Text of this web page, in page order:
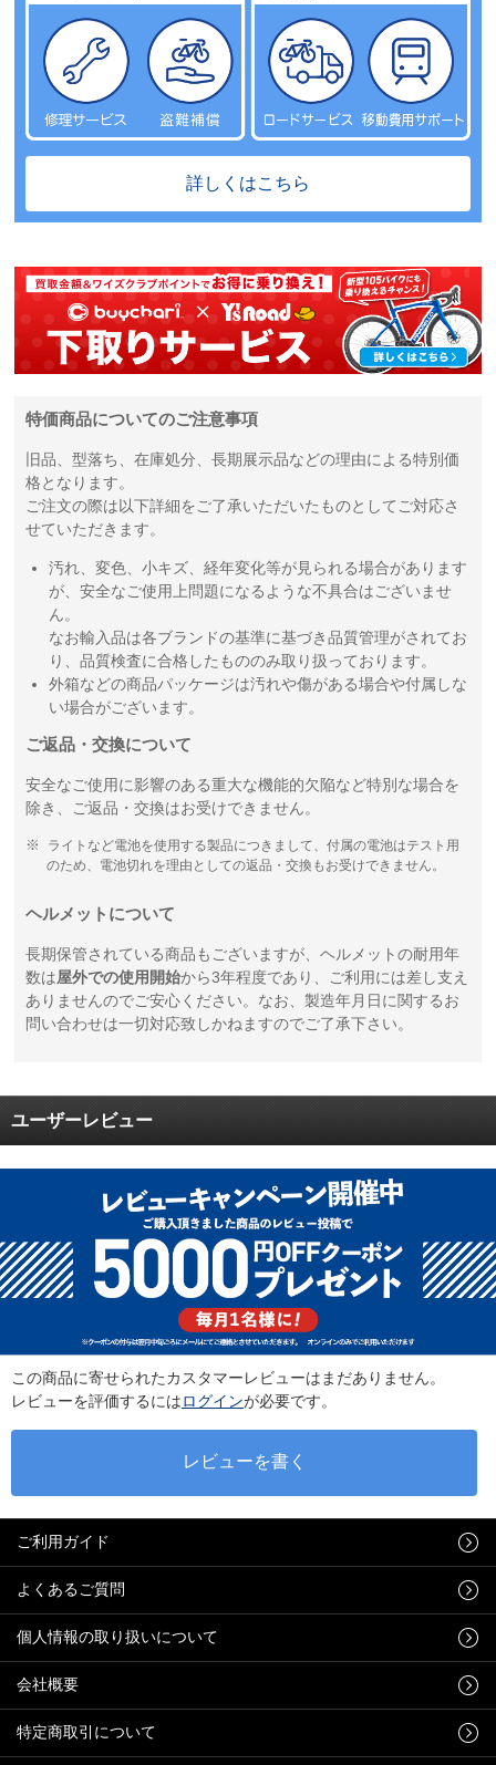
油圧式は少ない力（軽いタッチ）で安定してコントロールが出来る
ので、Vブレーキより分のあるシステムと言えます。
詳しくはこちら
特価商品についてのご注意事項
旧品、型落ち、在庫処分、長期展示品などの理由による特別価
格となります。
ご注文の際は以下詳細をご了承いただいたものとしてご対応さ
せていただきます。
汚れ、変色、小キズ、経年変化等が見られる場合があります
が、安全なご使用上問題になるような不具合はございませ
ん。
なお輸入品は各ブランドの基準に基づき品質管理がされてお
り、品質検査に合格したもののみ取り扱っております。
外箱などの商品パッケージは汚れや傷がある場合や付属しな
い場合がございます。
ご返品・交換について
安全なご使用に影響のある重大な機能的欠陥など特別な場合を
除き、ご返品・交換はお受けできません。
ライトなど電池を使用する製品につきまして、付属の電池はテスト用
のため、電池切れを理由としての返品・交換もお受けできません。
ヘルメットについて
長期保管されている商品もございますが、ヘルメットの耐用年
数は屋外での使用開始から3年程度であり、ご利用には差し支え
ありませんのでご安心ください。なお、製造年月日に関するお
問い合わせは一切対応致しかねますのでご了承下さい。
ユーザーレビュー
この商品に寄せられたカスタマーレビューはまだありません。
レビューを評価するにはログインが必要です。
ご利用ガイド
よくあるご質問
個人情報の取り扱いについて
会社概要
特定商取引について